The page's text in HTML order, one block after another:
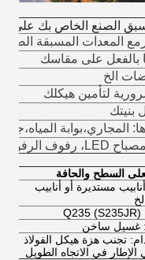
الصنع الخاص بك على
مع المعدات المسبقة
بالفعل على مقاسك
الخ
لتأمين هيكلك
بنيتك
المجاري،بوابة المياه،جهاز
السطح والحافة
مستديرة أو أنابيب
غسيل ساخن
تجنب هزة هيكل الفولاذ
الإطار في الاتجاه الطويل